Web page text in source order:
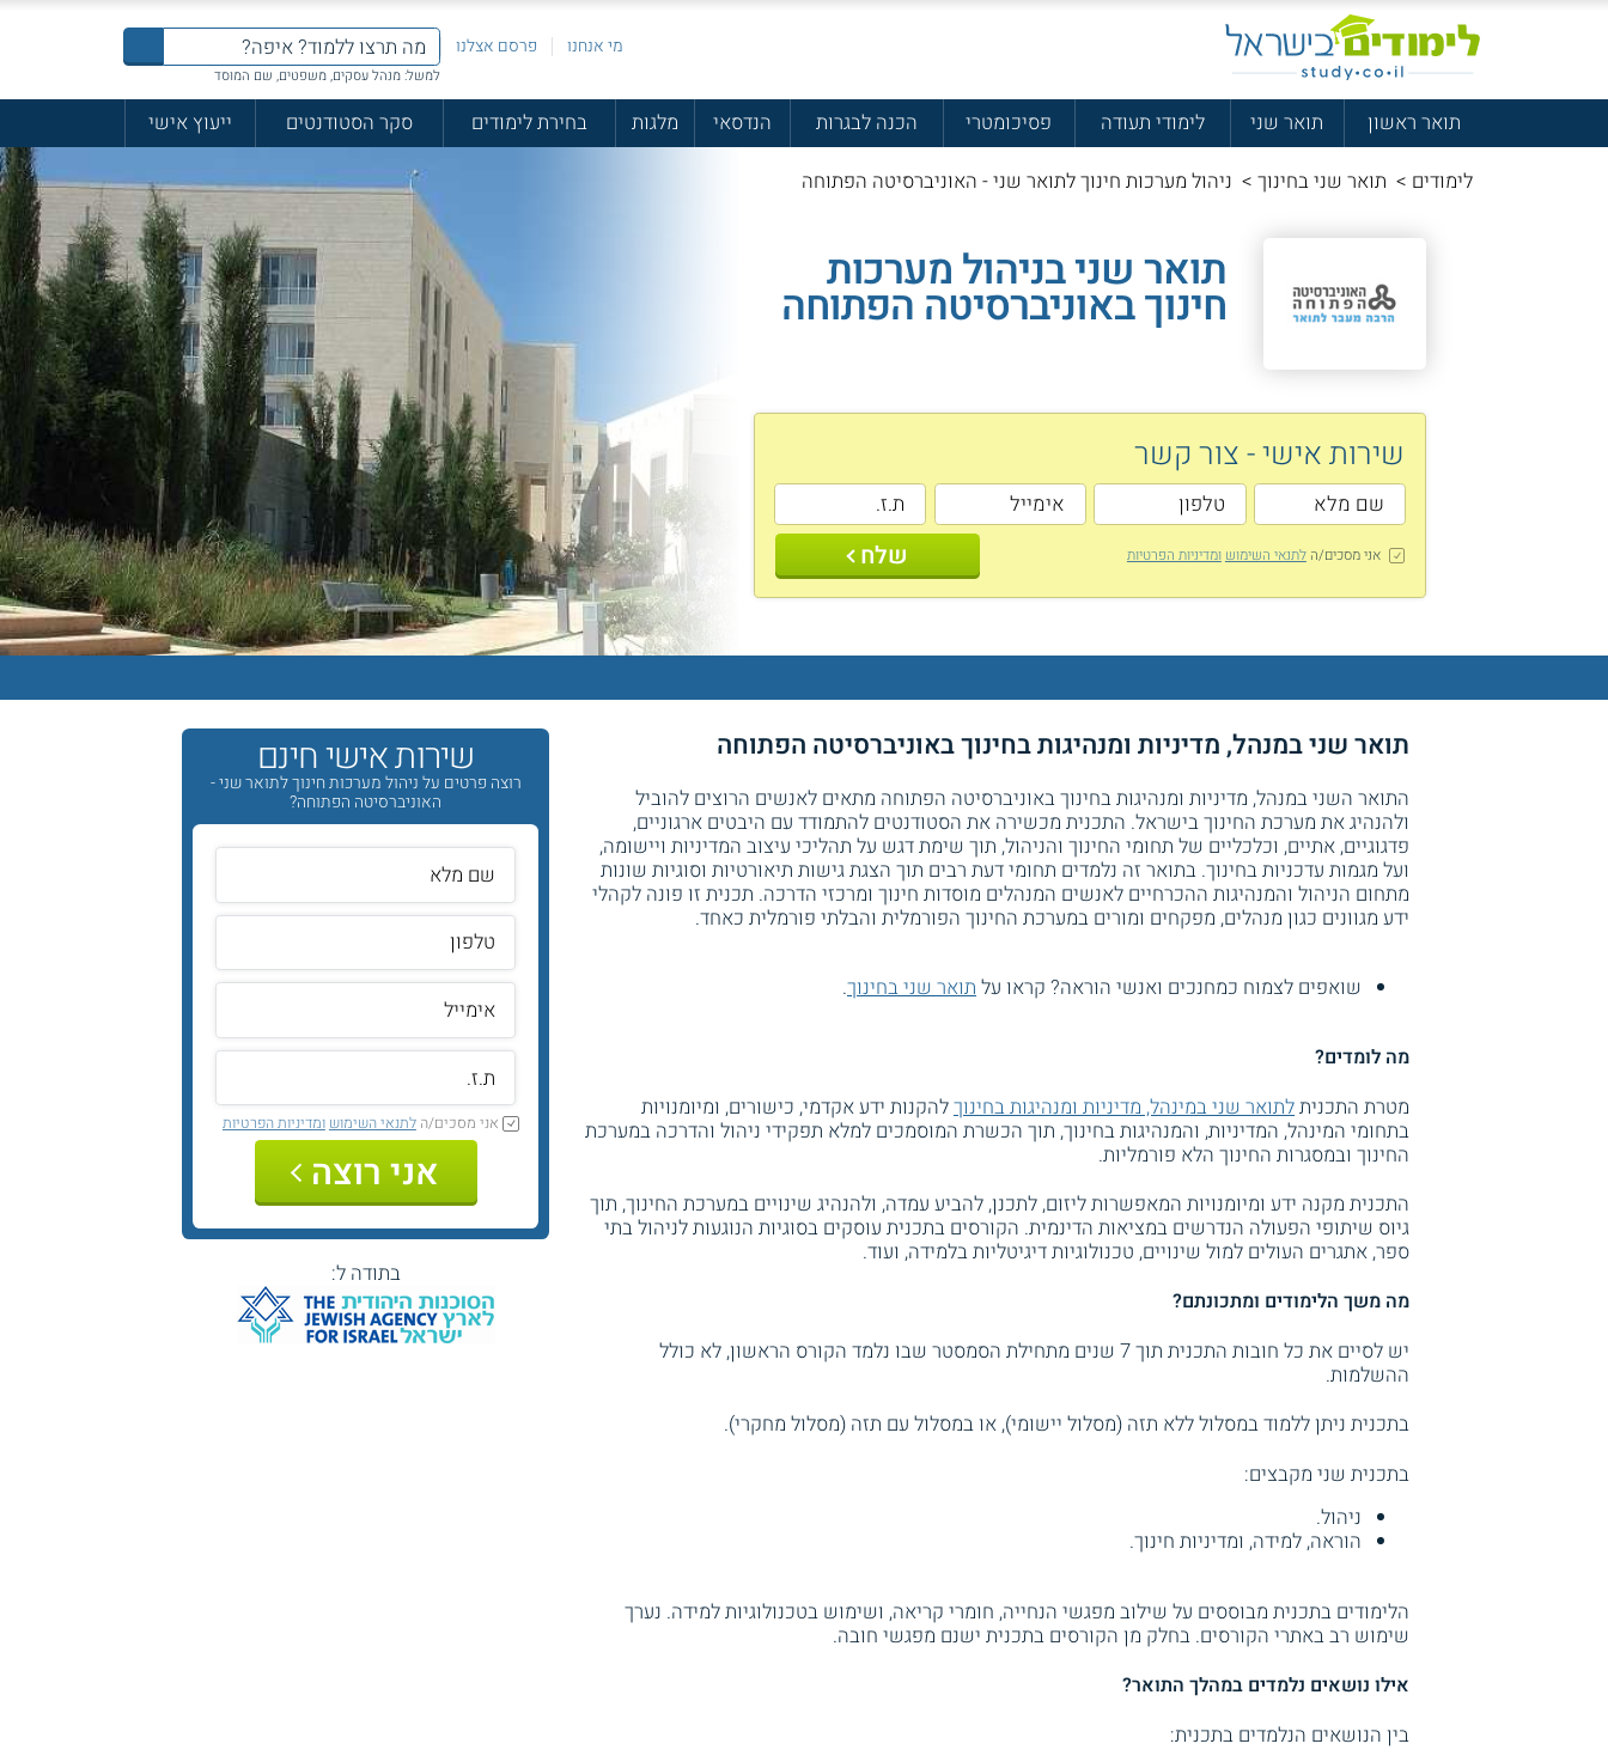
מי אנחנו פרסם אצלנו
למשל: מנהל עסקים, משפטים, שם המוסד
תואר ראשון תואר שני לימודי תעודה פסיכומטרי הכנה לבגרות הנדסאי מלגות בחירת לימודים סקר הסטודנטים
ייעוץ אישי
לימודים > תואר שני בחינוך > ניהול מערכות חינוך לתואר שני - האוניברסיטה הפתוחה
תואר שני בניהול מערכות
חינוך באוניברסיטה הפתוחה
שירות אישי - צור קשר
אני מסכים/הלתנאי השימוש ומדיניות הפרטיות שלח
תואר שני במנהל, מדיניות ומנהיגות בחינוך באוניברסיטה הפתוחה
התואר השני במנהל, מדיניות ומנהיגות בחינוך באוניברסיטה הפתוחה מתאים לאנשים הרוצים להוביל
ולהנהיג את מערכת החינוך בישראל. התכנית מכשירה את הסטודנטים להתמודד עם היבטים ארגוניים,
פדגוגיים, אתיים, וכלכליים של תחומי החינוך והניהול, תוך שימת דגש על תהליכי עיצוב המדיניות ויישומה,
ועל מגמות עדכניות בחינוך. בתואר זה נלמדים תחומי דעת רבים תוך הצגת גישות תיאורטיות וסוגיות שונות
מתחום הניהול והמנהיגות ההכרחיים לאנשים המנהלים מוסדות חינוך ומרכזי הדרכה. תכנית זו פונה לקהלי
ידע מגוונים כגון מנהלים, מפקחים ומורים במערכת החינוך הפורמלית והבלתי פורמלית כאחד.
שואפים לצמוח כמחנכים ואנשי הוראה? קראו על תואר שני בחינוך.
מה לומדים?
מטרת התכניתלתואר שני במינהל, מדיניות ומנהיגות בחינוךלהקנות ידע אקדמי, כישורים, ומיומנויות
בתחומי המינהל, המדיניות, והמנהיגות בחינוך, תוך הכשרת המוסמכים למלא תפקידי ניהול והדרכה במערכת
החינוך ובמסגרות החינוך הלא פורמליות.
התכנית מקנה ידע ומיומנויות המאפשרות ליזום, לתכנן, להביע עמדה, ולהנהיג שינויים במערכת החינוך, תוך
גיוס שיתופי הפעולה הנדרשים במציאות הדינמית. הקורסים בתכנית עוסקים בסוגיות הנוגעות לניהול בתי
ספר, אתגרים העולים למול שינויים, טכנולוגיות דיגיטליות בלמידה, ועוד.
מה משך הלימודים ומתכונתם?
יש לסיים את כל חובות התכנית תוך 7 שנים מתחילת הסמסטר שבו נלמד הקורס הראשון, לא כולל
ההשלמות.
בתכנית ניתן ללמוד במסלול ללא תזה (מסלול יישומי), או במסלול עם תזה (מסלול מחקרי).
בתכנית שני מקבצים:
ניהול.
הוראה, למידה, ומדיניות חינוך.
הלימודים בתכנית מבוססים על שילוב מפגשי הנחייה, חומרי קריאה, ושימוש בטכנולוגיות למידה. נערך
שימוש רב באתרי הקורסים. בחלק מן הקורסים בתכנית ישנם מפגשי חובה.
אילו נושאים נלמדים במהלך התואר?
בין הנושאים הנלמדים בתכנית:
שירות אישי חינם
רוצה פרטים על ניהול מערכות חינוך לתואר שני -
האוניברסיטה הפתוחה?
אני מסכים/הלתנאי השימוש ומדיניות הפרטיות
אני רוצה
בתודה ל: